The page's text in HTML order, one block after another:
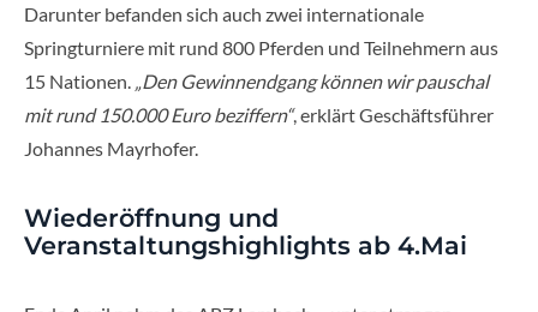
Darunter befanden sich auch zwei internationale
Springturniere mit rund 800 Pferden und Teilnehmern aus
15 Nationen.
„Den Gewinnendgang können wir pauschal
mit rund 150.000 Euro beziffern“, erklärt Geschäftsführer
Johannes Mayrhofer.
Wiederöffnung und
Veranstaltungshighlights ab 4.Mai